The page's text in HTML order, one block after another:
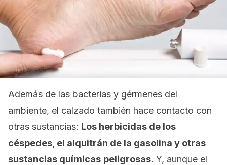
Además de las bacterias y gérmenes del
ambiente, el calzado también hace contacto con
otras sustancias: Los herbicidas de los
céspedes, el alquitrán de la gasolina y otras
sustancias químicas peligrosas. Y, aunque el